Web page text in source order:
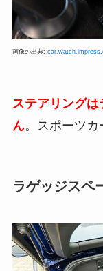
画像の出典:
ステアリング
ん。スポーツカ
ラゲッジスペ